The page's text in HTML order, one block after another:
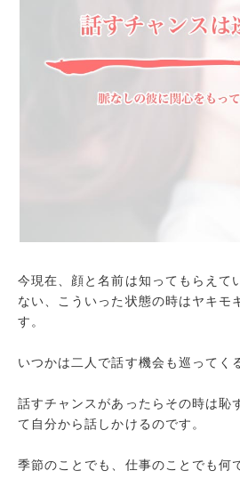
今現在、顔と名前は知ってもらえて
ない、こういった状態の時はヤキモ
す。
いつかは二人で話す機会も巡ってく
話すチャンスがあったらその時は恥
て自分から話しかけるのです。
季節のことでも、仕事のことでも何